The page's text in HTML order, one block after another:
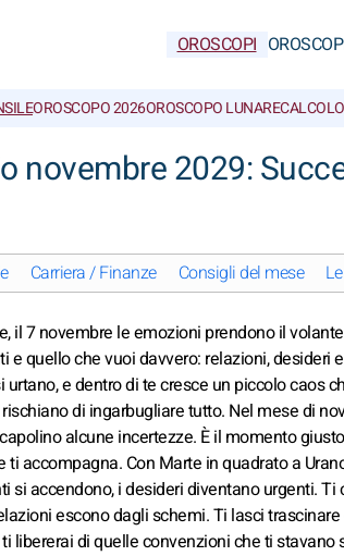
OROSCOPI
OROSCOPO 2026OROSCOPO LUNARE
novembre 2029:
Carriera / Finanze Consigli del mese
il 7 novembre le emozioni prendono il
e quello che vuoi davvero: relazioni, desideri
e dentro di te cresce un piccolo caos
di ingarbugliare tutto. Nel mese di
alcune incertezze. È il momento
accompagna. Con Marte in quadrato a
accendono, i desideri diventano urgenti. Ti
escono dagli schemi. Ti lasci
libererai di quelle convenzioni che ti stavano